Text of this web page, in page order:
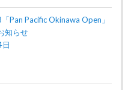
「Pan Pacific Okinawa Open」
知らせ